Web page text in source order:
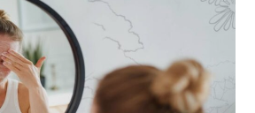
es
la
nueva
línea
de
maquillaje